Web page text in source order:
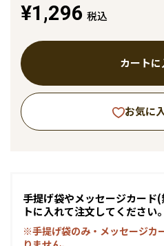
¥1,296 税込
カートに
お気に
手提げ袋やメッセージカード
トに入れて注文してください。
※手提げ袋のみ・メッセージカ